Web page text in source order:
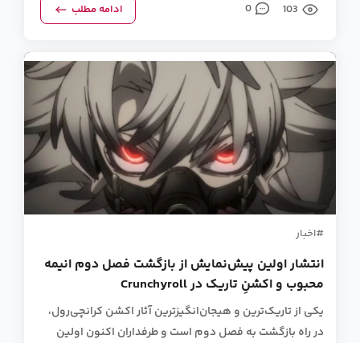
103
0 ادامه مطلب
اخبار
انتشار اولین پیش‌نمایش از بازگشت فصل دوم انیمه
محبوب و اکشنِ تاریک در Crunchyroll
یکی از تاریک‌ترین و هیجان‌انگیزترین آثار اکشن کرانچی‌رول،
در راه بازگشت به فصل دوم است و طرفداران اکنون اولین